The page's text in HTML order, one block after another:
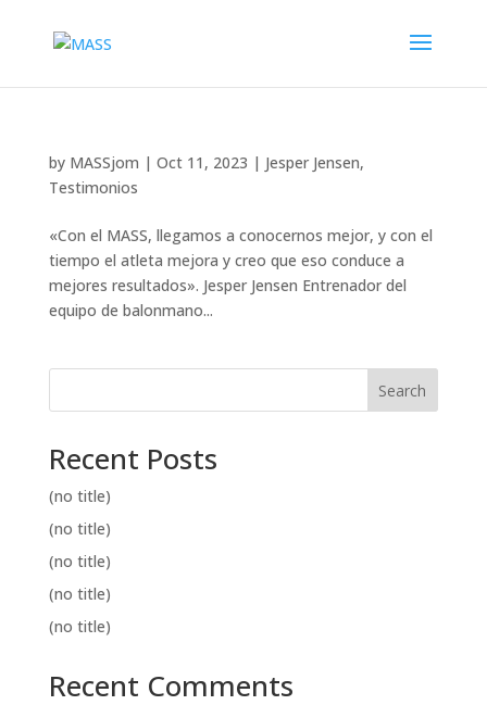
by MASSjom | Oct 11, 2023 | Jesper Jensen,
Testimonios
«Con el MASS, llegamos a conocernos mejor, y con el
tiempo el atleta mejora y creo que eso conduce a
mejores resultados». Jesper Jensen Entrenador del
equipo de balonmano...
Search
Recent Posts
(no title)
(no title)
(no title)
(no title)
(no title)
Recent Comments